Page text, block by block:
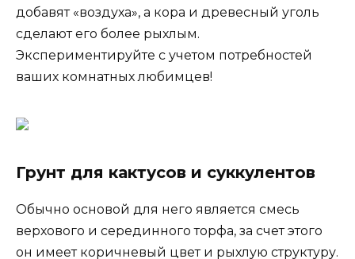
добавят «воздуха», а кора и древесный уголь
сделают его более рыхлым.
Экспериментируйте с учетом потребностей
ваших комнатных любимцев!
Грунт для кактусов и суккулентов
Обычно основой для него является смесь
верхового и серединного торфа, за счет этого
он имеет коричневый цвет и рыхлую структуру.